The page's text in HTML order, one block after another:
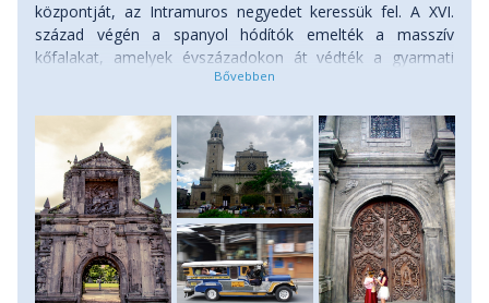
központját, az Intramuros negyedet keressük fel. A XVI.
század végén a spanyol hódítók emelték a masszív
kőfalakat, amelyek évszázadokon át védték a gyarmati
közigazgatás és az egyházi vezetők központját. Sétánk
hangulata: macskaköves utcák, erkélyes koloniális
épületek, történelmi terek és templomok idézik fel a több
mint háromszáz éves spanyol uralom emlékeit.
Meglátogatjuk a legendás Fort Santiago erődöt, amely
Manila egyik legismertebb történelmi emlékhelye. Az erőd
falai között raboskodott a nemzeti hősként tisztelt José
Rizal is kivégzése előtt. Ezután felkeressük a a katedrális
lenyűgöző épületét, amely a Fülöp-szigetek katolikus